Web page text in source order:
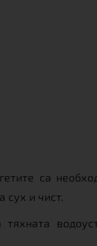
са
сух и чист.